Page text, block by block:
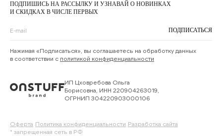
ПОДПИШИСЬ НА РАССЫЛКУ И УЗНАВАЙ О НОВИНКАХ
И СКИДКАХ В ЧИСЛЕ ПЕРВЫХ
ПОДПИСАТЬСЯ
Нажимая «Подписаться», вы соглашаетесь на обработку данных
в соответствии с политикой конфиденциальности
ИП Цховребова Ольга
Борисовна, ИНН 220904263019,
ОГРНИП 304220903000106
Оферта Политика конфиденциальности Разработка сайта
* запрещенная сеть в РФ